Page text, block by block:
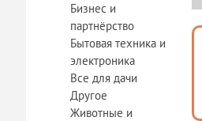
Бизнес и
партнёрство
Бытовая техника и
электроника
Все для дачи
Другое
Животные и